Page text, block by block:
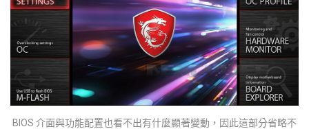
BIOS 介面與功能配置也看不出有什麼顯著變動，因此這部分省略不